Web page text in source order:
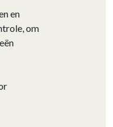
en
om